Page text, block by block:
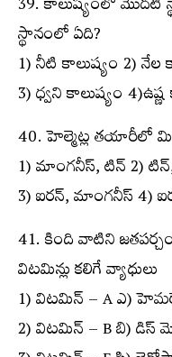
39. కాలుష్యంలో మొదటి
స్థానంలో ఏది?
1) నీటి కాలుష్యం 2) నేల
3) ధ్వని కాలుష్యం
40. హెల్మెట్ల తయారీలో
1) మాంగనీస్, టిన్ 2)
3) ఐరన్, మాంగనీస్ 4)
41. కింది వాటిని
విటమిన్లు కలిగే వ్యాధులు
1) విటమిన్ – A ఎ)
2) విటమిన్ – B బి)